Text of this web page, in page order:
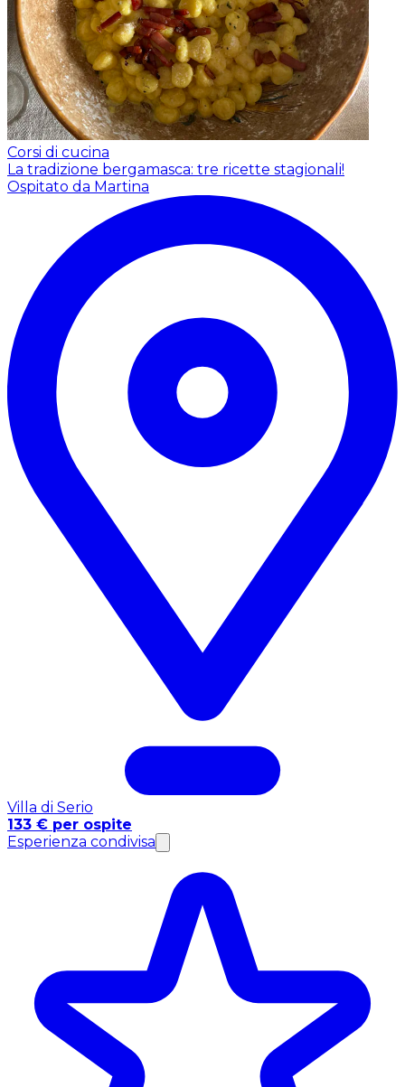
Corsi di cucina
La tradizione bergamasca: tre ricette stagionali!
Ospitato da Martina
Villa di Serio
133 € per ospite
Esperienza condivisa